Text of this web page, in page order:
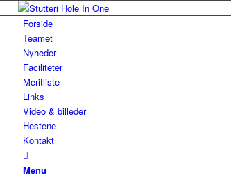
Forside
Teamet
Nyheder
Faciliteter
Meritliste
Links
Video & billeder
Hestene
Kontakt
Menu